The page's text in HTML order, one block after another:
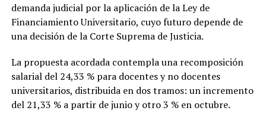
demanda judicial por la aplicación de la Ley de
Financiamiento Universitario, cuyo futuro depende de
una decisión de la Corte Suprema de Justicia.
La propuesta acordada contempla una recomposición
salarial del 24,33 % para docentes y no docentes
universitarios, distribuida en dos tramos: un incremento
del 21,33 % a partir de junio y otro 3 % en octubre.